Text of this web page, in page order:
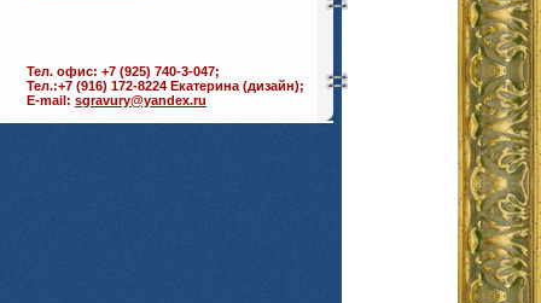
Тел. офис: +7 (925) 740-3-047;
Тел.:+7 (916) 172-8224 Екатерина (дизайн);
E-mail: sgravury@yandex.ru